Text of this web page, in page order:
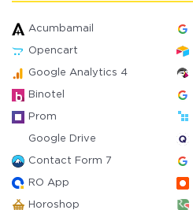
Acumbamail
Opencart
Google Analytics 4
Binotel
Prom
Google Drive
Contact Form 7
RO App
Horoshop